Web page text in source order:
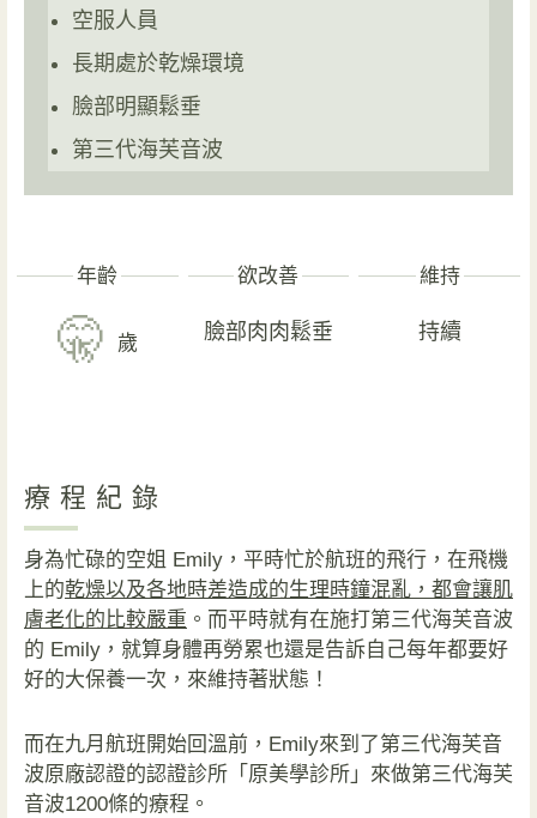
空服人員
長期處於乾燥環境
臉部明顯鬆垂
第三代海芙音波
年齡
🤫 歲
欲改善
臉部肉肉鬆垂
維持
持續
療程紀錄
身為忙碌的空姐 Emily，平時忙於航班的飛行，在飛機
上的乾燥以及各地時差造成的生理時鐘混亂，都會讓肌
膚老化的比較嚴重 。而平時就有在施打第三代海芙音波
的 Emily，就算身體再勞累也還是告訴自己每年都要好
好的大保養一次，來維持著狀態！
而在九月航班開始回溫前，Emily來到了第三代海芙音
波原廠認證的認證診所「原美學診所」來做第三代海芙
音波1200條的療程。